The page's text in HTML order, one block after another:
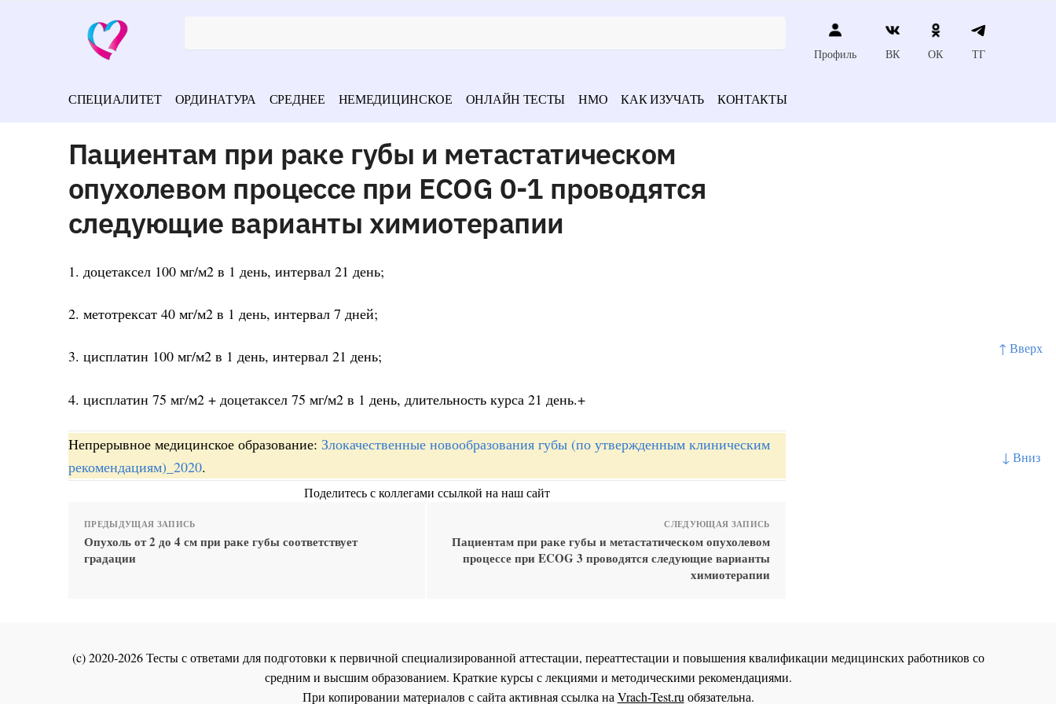
↑ Вверх
↓ Вниз
Профиль ВК ОК ТГ
СПЕЦИАЛИТЕТ ОРДИНАТУРА СРЕДНЕЕ НЕМЕДИЦИНСКОЕ ОНЛАЙН ТЕСТЫ НМО КАК ИЗУЧАТЬ КОНТАКТЫ
Пациентам при раке губы и метастатическом
опухолевом процессе при ECOG 0-1 проводятся
следующие варианты химиотерапии
1. доцетаксел 100 мг/м2 в 1 день, интервал 21 день;
2. метотрексат 40 мг/м2 в 1 день, интервал 7 дней;
3. цисплатин 100 мг/м2 в 1 день, интервал 21 день;
4. цисплатин 75 мг/м2 + доцетаксел 75 мг/м2 в 1 день, длительность курса 21 день.+
Непрерывное медицинское образование: Злокачественные новообразования губы (по утвержденным клиническим
рекомендациям)_2020.
Поделитесь с коллегами ссылкой на наш сайт
ПРЕДЫДУЩАЯ ЗАПИСЬ
Опухоль от 2 до 4 см при раке губы соответствует
градации
СЛЕДУЮЩАЯ ЗАПИСЬ
Пациентам при раке губы и метастатическом опухолевом
процессе при ECOG 3 проводятся следующие варианты
химиотерапии
(c) 2020-2026 Тесты с ответами для подготовки к первичной специализированной аттестации, переаттестации и повышения квалификации медицинских работников со
средним и высшим образованием. Краткие курсы с лекциями и методическими рекомендациями.
При копировании материалов с сайта активная ссылка наVrach-Test.ruобязательна.